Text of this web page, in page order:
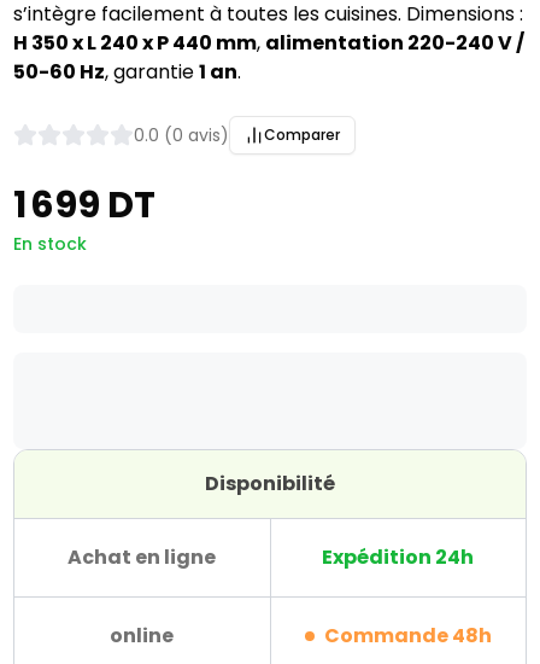
H 350 x L 240 x P 440 mm, alimentation 220-240 V /
50-60 Hz, garantie 1 an.
0.0 (0 avis) Comparer
1 699 DT
En stock
Disponibilité
Achat en ligne Expédition 24h
online Commande 48h